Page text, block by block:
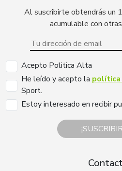
Al suscribirte obtendrás un
acumulable con
Acepto Politica Alta
He leído y acepto la política
Sport.
Estoy interesado en recibir